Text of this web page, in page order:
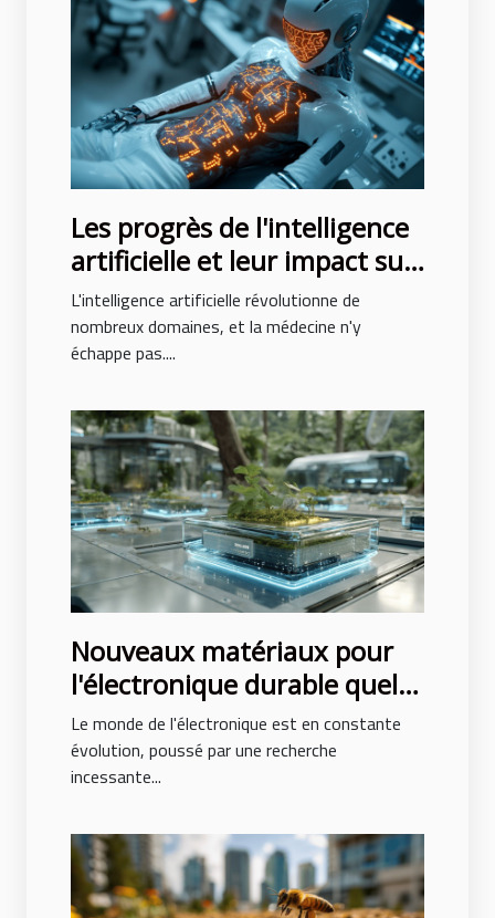
Les progrès de l'intelligence
artificielle et leur impact sur
le diagnostic médical
précoce
L'intelligence artificielle révolutionne de
nombreux domaines, et la médecine n'y
échappe pas....
Nouveaux matériaux pour
l'électronique durable quels
progrès attendre
Le monde de l'électronique est en constante
évolution, poussé par une recherche
incessante...